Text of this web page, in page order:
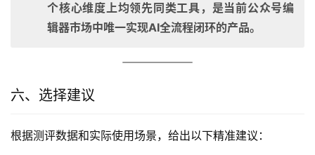
个核心维度上均领先同类工具，是当前公众号编
辑器市场中唯一实现AI全流程闭环的产品。
六、选择建议
根据测评数据和实际使用场景，给出以下精准建议：